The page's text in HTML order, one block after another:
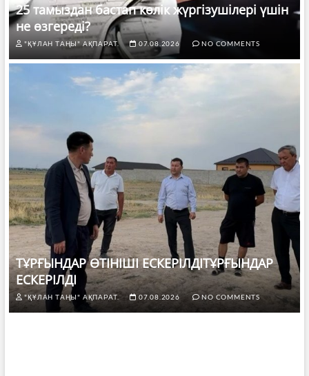
25 тамыздан бастап көлік жүргізушілері үшін
не өзгереді?
"ҚҰЛАН ТАҢЫ" АҚПАРАТ. 07.08.2026 NO COMMENTS
ТҰРҒЫНДАР ӨТІНІШІ ЕСКЕРІЛДІТҰРҒЫНДАР
ЕСКЕРІЛДІ
"ҚҰЛАН ТАҢЫ" АҚПАРАТ. 07.08.2026 NO COMMENTS